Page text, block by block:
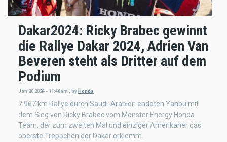
Dakar2024: Ricky Brabec gewinnt
die Rallye Dakar 2024, Adrien Van
Beveren steht als Dritter auf dem
Podium
Jan 20 2024 - 11:48am , by Honda
7.967 km Rallye durch Saudi-Arabien endeten Yanbu mit
dem Sieg von Ricky Brabec vom Monster Energy Honda
Team, der zum zweiten Mal und einziger Amerikaner das
oberste Treppchen der Dakar erklomm.